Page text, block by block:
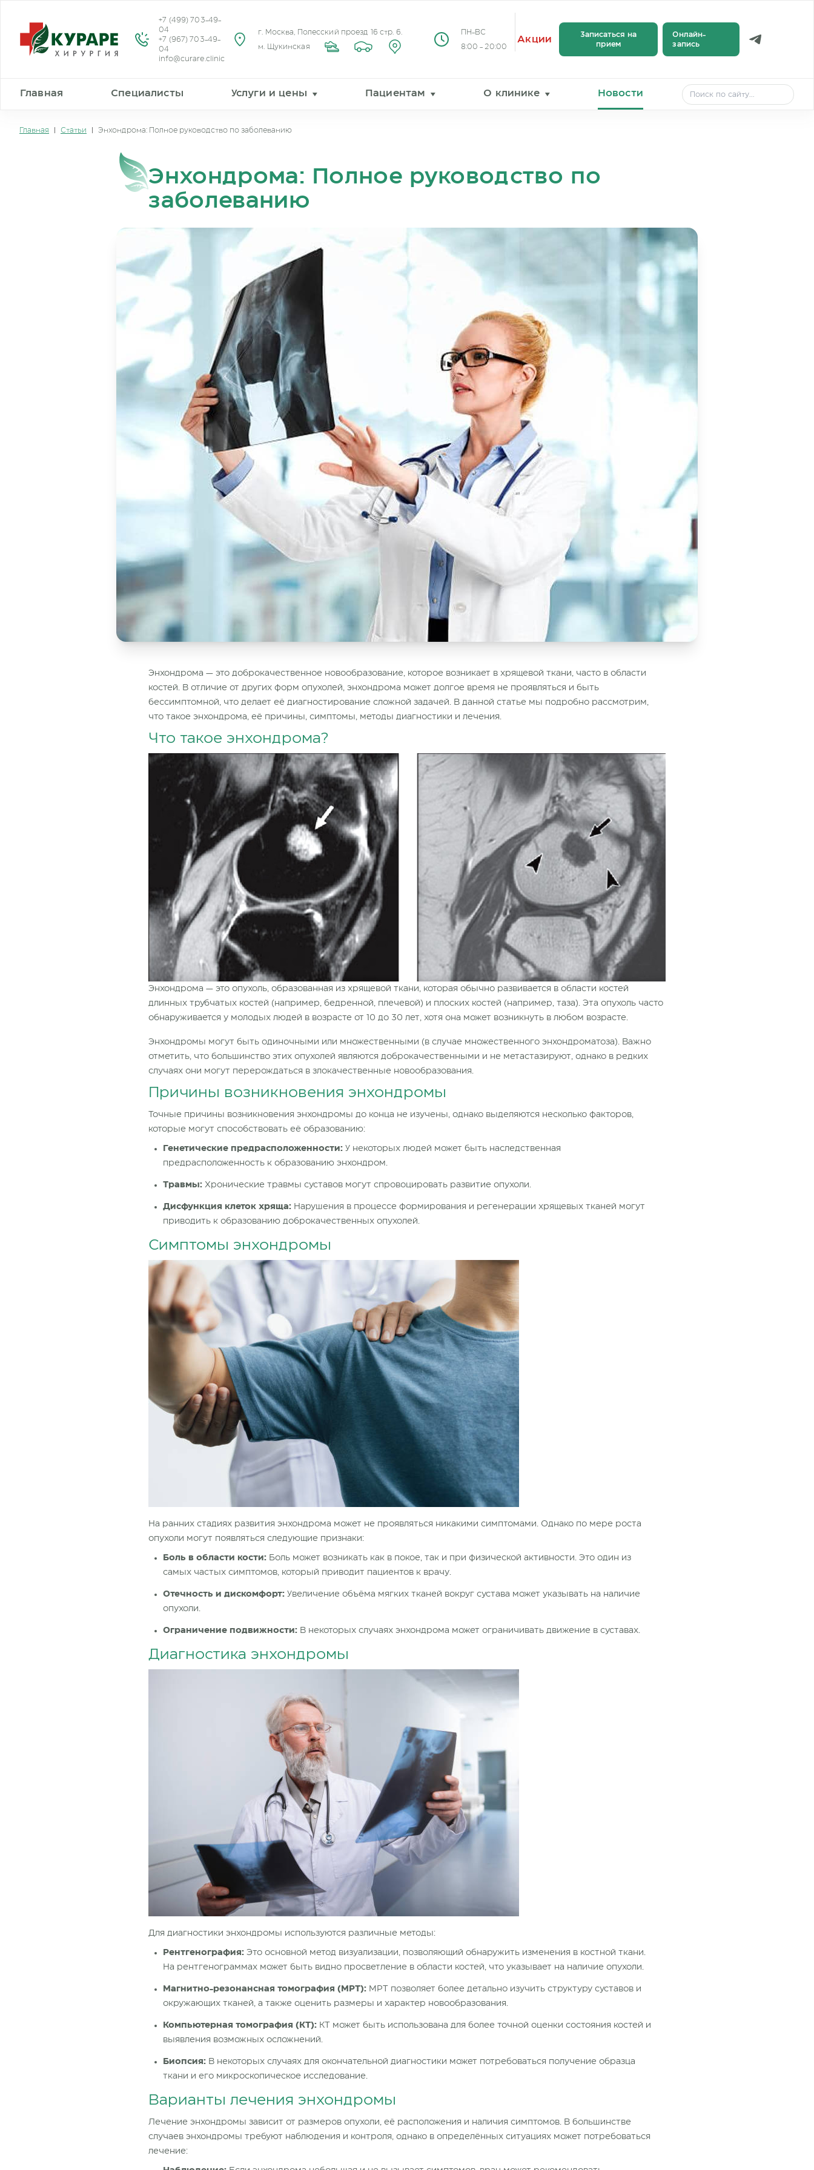
+7 (499) 703-49-
04
+7 (967) 703-49-
04
info@curare.clinic
г. Москва, Полесский проезд 16 стр. 6.
м. Щукинская
ПН-ВС
8:00 - 20:00
Акции
Записаться на
прием
Онлайн-
запись
Главная Специалисты Услуги и цены Пациентам О клинике Новости
Главная Статьи Энхондрома: Полное руководство по заболеванию
Энхондрома: Полное руководство по
заболеванию
Энхондрома — это доброкачественное новообразование, которое возникает в хрящевой ткани, часто в области
костей. В отличие от других форм опухолей, энхондрома может долгое время не проявляться и быть
бессимптомной, что делает её диагностирование сложной задачей. В данной статье мы подробно рассмотрим,
что такое энхондрома, её причины, симптомы, методы диагностики и лечения.
Что такое энхондрома?
Энхондрома — это опухоль, образованная из хрящевой ткани, которая обычно развивается в области костей
длинных трубчатых костей (например, бедренной, плечевой) и плоских костей (например, таза). Эта опухоль часто
обнаруживается у молодых людей в возрасте от 10 до 30 лет, хотя она может возникнуть в любом возрасте.
Энхондромы могут быть одиночными или множественными (в случае множественного энхондроматоза). Важно
отметить, что большинство этих опухолей являются доброкачественными и не метастазируют, однако в редких
случаях они могут перерождаться в злокачественные новообразования.
Причины возникновения энхондромы
Точные причины возникновения энхондромы до конца не изучены, однако выделяются несколько факторов,
которые могут способствовать её образованию:
Генетические предрасположенности: У некоторых людей может быть наследственная
предрасположенность к образованию энхондром.
Травмы: Хронические травмы суставов могут спровоцировать развитие опухоли.
Дисфункция клеток хряща: Нарушения в процессе формирования и регенерации хрящевых тканей могут
приводить к образованию доброкачественных опухолей.
Симптомы энхондромы
На ранних стадиях развития энхондрома может не проявляться никакими симптомами. Однако по мере роста
опухоли могут появляться следующие признаки:
Боль в области кости: Боль может возникать как в покое, так и при физической активности. Это один из
самых частых симптомов, который приводит пациентов к врачу.
Отечность и дискомфорт: Увеличение объёма мягких тканей вокруг сустава может указывать на наличие
опухоли.
Ограничение подвижности: В некоторых случаях энхондрома может ограничивать движение в суставах.
Диагностика энхондромы
Для диагностики энхондромы используются различные методы:
Рентгенография: Это основной метод визуализации, позволяющий обнаружить изменения в костной ткани.
На рентгенограммах может быть видно просветление в области костей, что указывает на наличие опухоли.
Магнитно-резонансная томография (МРТ): МРТ позволяет более детально изучить структуру суставов и
окружающих тканей, а также оценить размеры и характер новообразования.
Компьютерная томография (КТ): КТ может быть использована для более точной оценки состояния костей и
выявления возможных осложнений.
Биопсия: В некоторых случаях для окончательной диагностики может потребоваться получение образца
ткани и его микроскопическое исследование.
Варианты лечения энхондромы
Лечение энхондромы зависит от размеров опухоли, её расположения и наличия симптомов. В большинстве
случаев энхондромы требуют наблюдения и контроля, однако в определённых ситуациях может потребоваться
лечение: